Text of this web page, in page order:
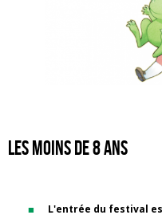
Les moins de 8 ans
L'entrée du festival